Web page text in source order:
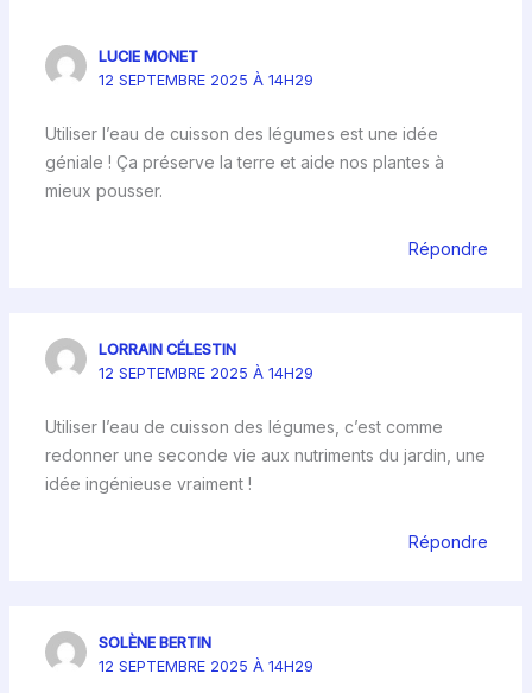
LUCIE MONET
12 SEPTEMBRE 2025 À 14H29
Utiliser l’eau de cuisson des légumes est une idée
géniale ! Ça préserve la terre et aide nos plantes à
mieux pousser.
Répondre
LORRAIN CÉLESTIN
12 SEPTEMBRE 2025 À 14H29
Utiliser l’eau de cuisson des légumes, c’est comme
redonner une seconde vie aux nutriments du jardin, une
idée ingénieuse vraiment !
Répondre
SOLÈNE BERTIN
12 SEPTEMBRE 2025 À 14H29